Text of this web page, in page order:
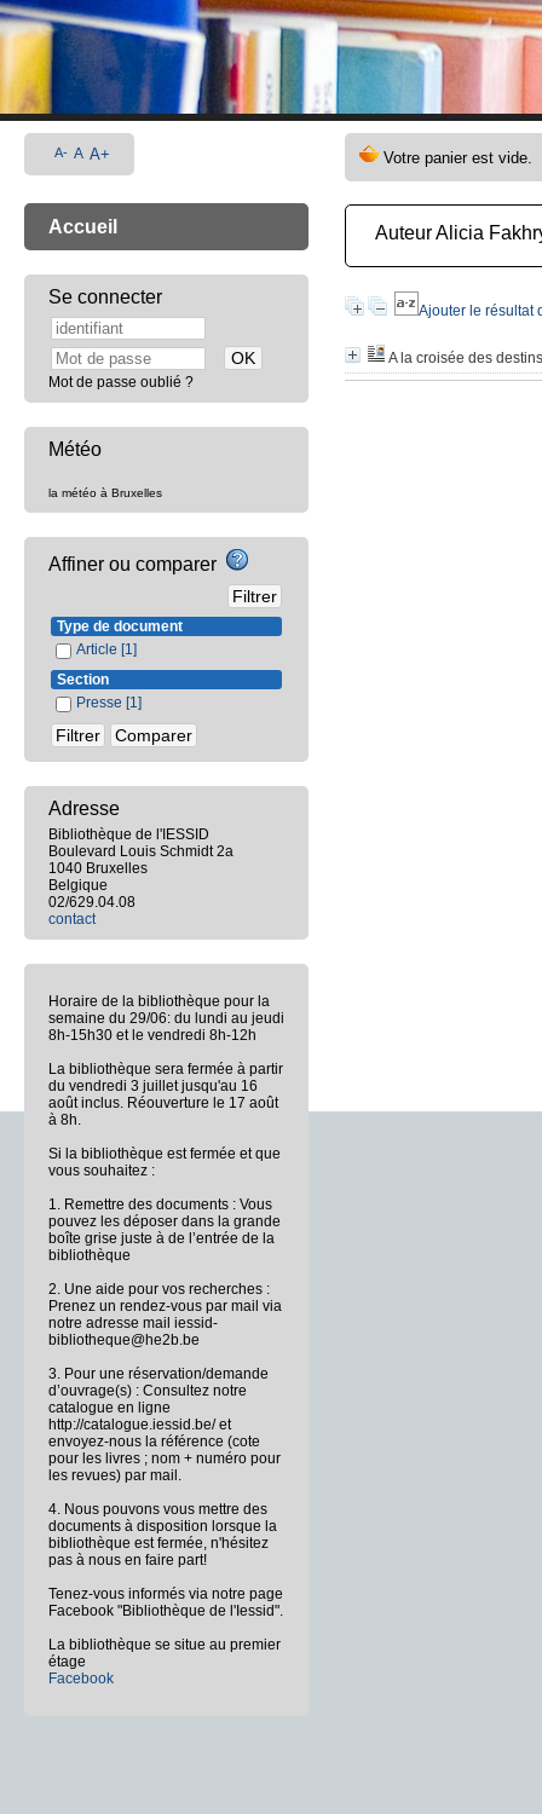
Auteur Alicia
Ajouter le résultat
A la croisée des destins
A- A A+
Accueil
Se connecter
Mot de passe oublié ?
Météo
la météo à Bruxelles
Affiner ou comparer
Type de document
Article [1]
Section
Presse [1]
Adresse
Bibliothèque de l'IESSID
Boulevard Louis Schmidt 2a
1040 Bruxelles
Belgique
02/629.04.08
contact
Horaire de la bibliothèque pour la
semaine du 29/06: du lundi au jeudi
8h-15h30 et le vendredi 8h-12h
La bibliothèque sera fermée à partir
du vendredi 3 juillet jusqu'au 16
août inclus. Réouverture le 17 août
à 8h.
Si la bibliothèque est fermée et que
vous souhaitez :
1. Remettre des documents : Vous
pouvez les déposer dans la grande
boîte grise juste à de l’entrée de la
bibliothèque
2. Une aide pour vos recherches :
Prenez un rendez-vous par mail via
notre adresse mail iessid-
bibliotheque@he2b.be
3. Pour une réservation/demande
d’ouvrage(s) : Consultez notre
catalogue en ligne
http://catalogue.iessid.be/ et
envoyez-nous la référence (cote
pour les livres ; nom + numéro pour
les revues) par mail.
4. Nous pouvons vous mettre des
documents à disposition lorsque la
bibliothèque est fermée, n'hésitez
pas à nous en faire part!
Tenez-vous informés via notre page
Facebook "Bibliothèque de l'Iessid".
La bibliothèque se situe au premier
étage
Facebook